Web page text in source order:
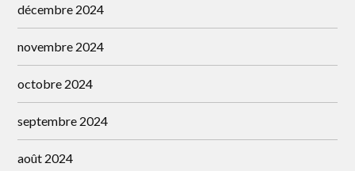
décembre 2024
novembre 2024
octobre 2024
septembre 2024
août 2024